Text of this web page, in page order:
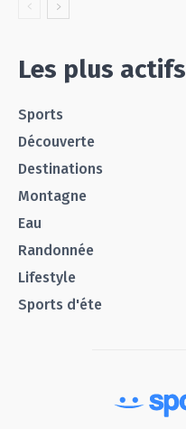
Les plus actifs
Sports
Découverte
Destinations
Montagne
Eau
Randonnée
Lifestyle
Sports d'éte